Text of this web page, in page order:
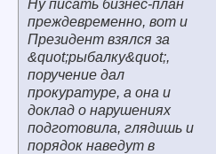
Ну писать бизнес-план
преждевременно, вот и
Президент взялся за
&quot;рыбалку&quot;,
поручение дал
прокуратуре, а она и
доклад о нарушениях
подготовила, глядишь и
порядок наведут в